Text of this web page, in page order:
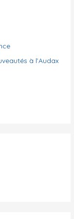
à l’Audax